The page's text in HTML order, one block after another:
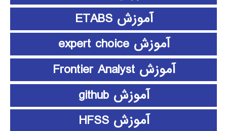
آموزش ETABS
آموزش expert choice
آموزش Frontier Analyst
آموزش github
آموزش HFSS